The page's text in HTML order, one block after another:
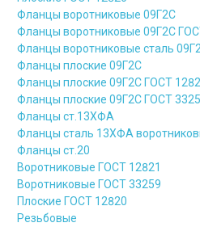
Фланцы воротниковые 09Г2С
Фланцы воротниковые 09Г2С
Фланцы воротниковые сталь
Фланцы плоские 09Г2С
Фланцы плоские 09Г2С ГОСТ
Фланцы плоские 09Г2С ГОСТ
Фланцы ст.13ХФА
Фланцы сталь 13ХФА
Фланцы ст.20
Воротниковые ГОСТ 12821
Воротниковые ГОСТ 33259
Плоские ГОСТ 12820
Резьбовые